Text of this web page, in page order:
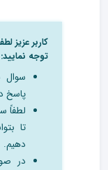
کاربر عزیز
توجه نمایید:
سوال
پاسخ
لطفاً
تا
دهیم.
در